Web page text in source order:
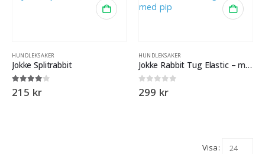
HUNDLEKSAKER
Jokke Splitrabbit
4.00out of 5
215 kr
HUNDLEKSAKER
Jokke Rabbit Tug Elastic – med pip
0out of 5
299 kr
Visa: